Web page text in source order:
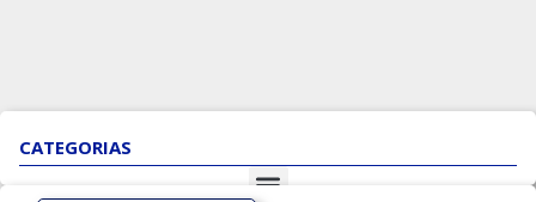
CATEGORIAS